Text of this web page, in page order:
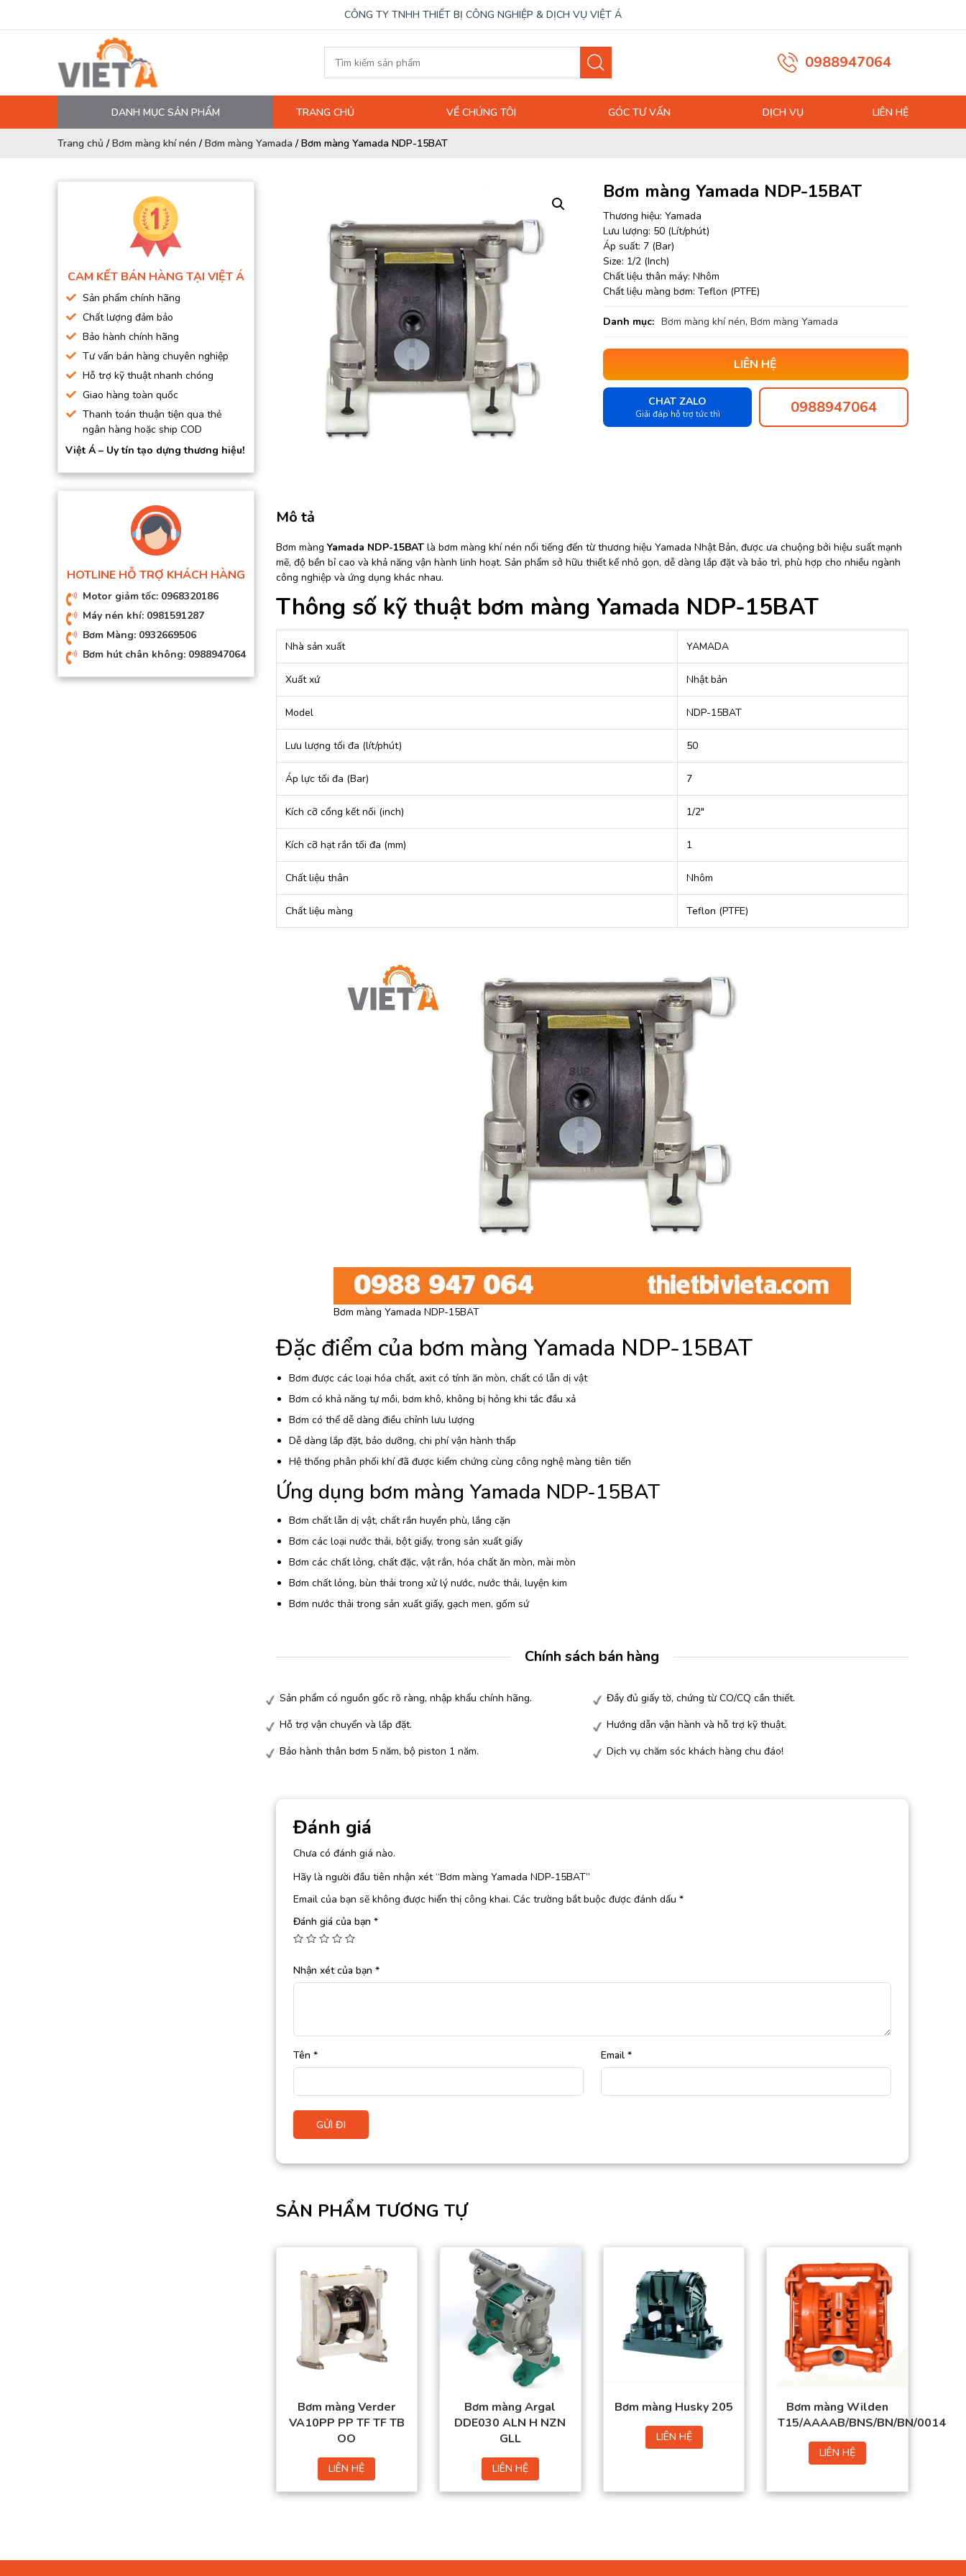
CÔNG TY TNHH THIẾT BỊ CÔNG NGHIỆP & DỊCH VỤ VIỆT Á
0988947064
DANH MỤC SẢN PHẨM
MÁY NÉN KHÍ
DẦU MÁY NÉN KHÍ
DÂY HƠI, ỐNG HƠI
BƠM MÀNG KHÍ NÉN
BƠM HÚT CHÂN KHÔNG
BƠM ĐỊNH LƯỢNG
MOTOR, HỘP GIẢM TỐC
MÁY TẠO KHÍ NITO
TRANG CHỦ VỀ CHÚNG TÔI GÓC TƯ VẤN DỊCH VỤ LIÊN HỆ
Trang chủ /Bơm màng khí nén /Bơm màng Yamada /Bơm màng Yamada NDP-15BAT
CAM KẾT BÁN HÀNG TẠI VIỆT Á
Sản phẩm chính hãng
Chất lượng đảm bảo
Bảo hành chính hãng
Tư vấn bán hàng chuyên nghiệp
Hỗ trợ kỹ thuật nhanh chóng
Giao hàng toàn quốc
Thanh toán thuận tiện qua thẻ
ngân hàng hoặc ship COD
Việt Á – Uy tín tạo dựng thương hiệu!
HOTLINE HỖ TRỢ KHÁCH HÀNG
Motor giảm tốc: 0968320186
Máy nén khí: 0981591287
Bơm Màng: 0932669506
Bơm hút chân không: 0988947064
Bơm màng Yamada NDP-15BAT
Thương hiệu: Yamada
Lưu lượng: 50 (Lít/phút)
Áp suất: 7 (Bar)
Size: 1/2 (Inch)
Chất liệu thân máy: Nhôm
Chất liệu màng bơm: Teflon (PTFE)
Danh mục: Bơm màng khí nén, Bơm màng Yamada
LIÊN HỆ
CHAT ZALO
Giải đáp hỗ trợ tức thì 0988947064
Mô tả
Bơm màng Yamada NDP-15BATlà bơm màng khí nén nổi tiếng đến từ thương hiệu Yamada Nhật Bản, được ưa chuộng bởi hiệu suất mạnh
mẽ, độ bền bỉ cao và khả năng vận hành linh hoạt. Sản phẩm sở hữu thiết kế nhỏ gọn, dễ dàng lắp đặt và bảo trì, phù hợp cho nhiều ngành
công nghiệp và ứng dụng khác nhau.
Thông số kỹ thuật bơm màng Yamada NDP-15BAT
Nhà sản xuất YAMADA
Xuất xứ Nhật bản
Model NDP-15BAT
Lưu lượng tối đa (lít/phút) 50
Áp lực tối đa (Bar) 7
Kích cỡ cổng kết nối (inch) 1/2″
Kích cỡ hạt rắn tối đa (mm) 1
Chất liệu thân Nhôm
Chất liệu màng Teflon (PTFE)
Bơm màng Yamada NDP-15BAT
Đặc điểm của bơm màng Yamada NDP-15BAT
Bơm được các loại hóa chất, axit có tính ăn mòn, chất có lẫn dị vật
Bơm có khả năng tự mồi, bơm khô, không bị hỏng khi tắc đầu xả
Bơm có thể dễ dàng điều chỉnh lưu lượng
Dễ dàng lắp đặt, bảo dưỡng, chi phí vận hành thấp
Hệ thống phân phối khí đã được kiểm chứng cùng công nghệ màng tiên tiến
Ứng dụng bơm màng Yamada NDP-15BAT
Bơm chất lẫn dị vật, chất rắn huyền phù, lắng cặn
Bơm các loại nước thải, bột giấy, trong sản xuất giấy
Bơm các chất lỏng, chất đặc, vật rắn, hóa chất ăn mòn, mài mòn
Bơm chất lỏng, bùn thải trong xử lý nước, nước thải, luyện kim
Bơm nước thải trong sản xuất giấy, gạch men, gốm sứ
Chính sách bán hàng
Sản phẩm có nguồn gốc rõ ràng, nhập khẩu chính hãng.
Đầy đủ giấy tờ, chứng từ CO/CQ cần thiết.
Hỗ trợ vận chuyển và lắp đặt.
Hướng dẫn vận hành và hỗ trợ kỹ thuật.
Bảo hành thân bơm 5 năm, bộ piston 1 năm.
Dịch vụ chăm sóc khách hàng chu đáo!
Đánh giá
Chưa có đánh giá nào.
Hãy là người đầu tiên nhận xét “Bơm màng Yamada NDP-15BAT”
Email của bạn sẽ không được hiển thị công khai. Các trường bắt buộc được đánh dấu *
Đánh giá của bạn *
Nhận xét của bạn *
Tên * Email *
SẢN PHẨM TƯƠNG TỰ
Bơm màng Verder
VA10PP PP TF TF TB
OO
LIÊN HỆ
Bơm màng Argal
DDE030 ALN H NZN
GLL
LIÊN HỆ
Bơm màng Husky 205
LIÊN HỆ
Bơm màng Wilden
T15/AAAAB/BNS/BN/BN/0014
LIÊN HỆ